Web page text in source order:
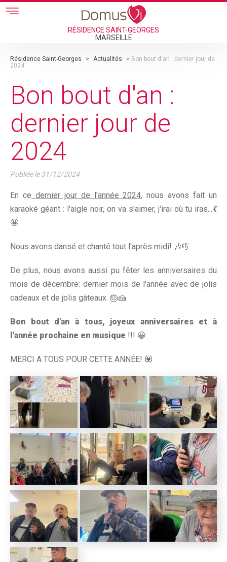
Skip to main content
RÉSIDENCE SAINT-GEORGES
MARSEILLE
Résidence Saint-Georges > Actualités > Bon bout d'an : dernier jour de
2024
Bon bout d'an :
dernier jour de
2024
Publiée le31/12/2024
En ce dernier jour de l'année 2024, nous avons fait un
karaoké géant : l'aigle noir, on va s'aimer, j'irai où tu iras...💃
🤩
Nous avons dansé et chanté tout l'après midi! 🎶🎼
De plus, nous avons aussi pu fêter les anniversaires du
mois de décembre: dernier mois de l'année avec de jolis
cadeaux et de jolis gâteaux. 🎂🍰
Bon bout d'an à tous, joyeux anniversaires et à
l'année prochaine en musique !!! 😀
MERCI A TOUS POUR CETTE ANNÉE! 💟